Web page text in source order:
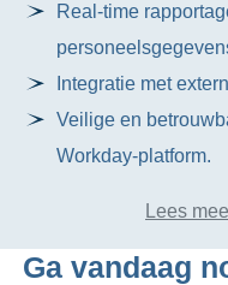
Real-time
Integratie met
Veilige en
Workday-platform.
Lees
Ga vandaag